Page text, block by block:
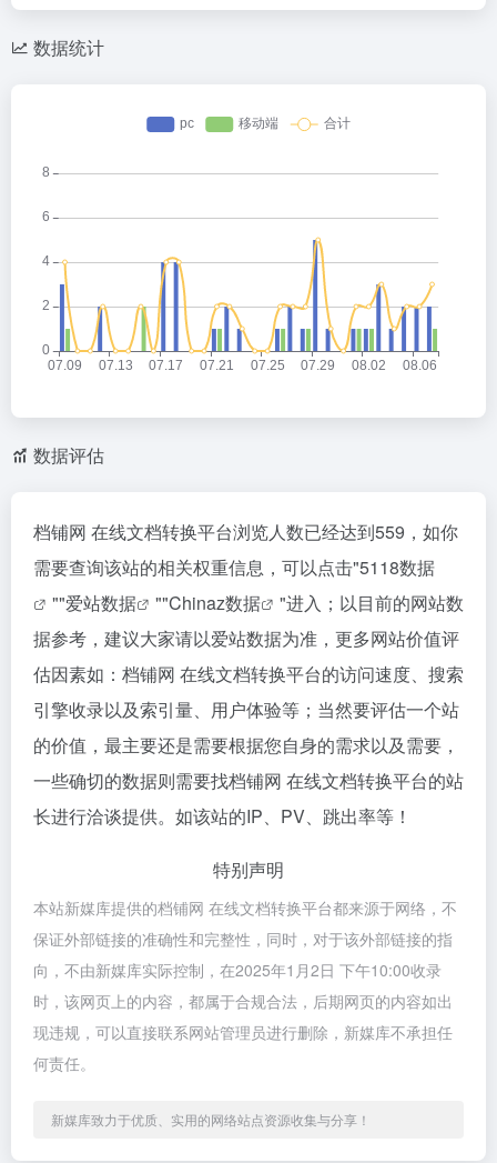
数据统计
数据评估
档铺网 在线文档转换平台浏览人数已经达到559，如你
需要查询该站的相关权重信息，可以点击"5118数据
""爱站数据 ""Chinaz数据
"进入；以目前的网站数
据参考，建议大家请以爱站数据为准，更多网站价值评
估因素如：档铺网 在线文档转换平台的访问速度、搜索
引擎收录以及索引量、用户体验等；当然要评估一个站
的价值，最主要还是需要根据您自身的需求以及需要，
一些确切的数据则需要找档铺网 在线文档转换平台的站
长进行洽谈提供。如该站的IP、PV、跳出率等！
特别声明
本站新媒库提供的档铺网 在线文档转换平台都来源于网络，不
保证外部链接的准确性和完整性，同时，对于该外部链接的指
向，不由新媒库实际控制，在2025年1月2日 下午10:00收录
时，该网页上的内容，都属于合规合法，后期网页的内容如出
现违规，可以直接联系网站管理员进行删除，新媒库不承担任
何责任。
新媒库致力于优质、实用的网络站点资源收集与分享！